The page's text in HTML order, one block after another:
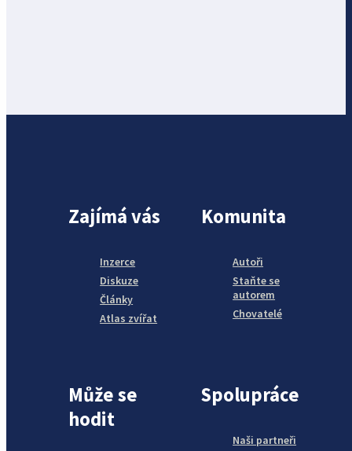
Zajímá vás
Inzerce
Diskuze
Články
Atlas zvířat
Komunita
Autoři
Staňte se
autorem
Chovatelé
Může se
hodit
Spolupráce
Naši partneři